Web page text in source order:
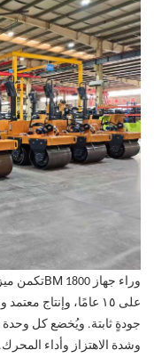
وراء جهاز BM 1800
جودةٍ ثابتة. ويُخضع كل
وشدة الاهتزاز وأداء